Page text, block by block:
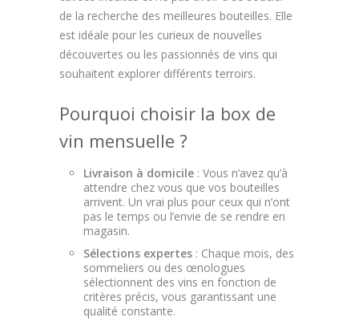
de la recherche des meilleures bouteilles. Elle
est idéale pour les curieux de nouvelles
découvertes ou les passionnés de vins qui
souhaitent explorer différents terroirs.
Pourquoi choisir la box de
vin mensuelle ?
Livraison à domicile : Vous n’avez qu’à
attendre chez vous que vos bouteilles
arrivent. Un vrai plus pour ceux qui n’ont
pas le temps ou l’envie de se rendre en
magasin.
Sélections expertes : Chaque mois, des
sommeliers ou des œnologues
sélectionnent des vins en fonction de
critères précis, vous garantissant une
qualité constante.